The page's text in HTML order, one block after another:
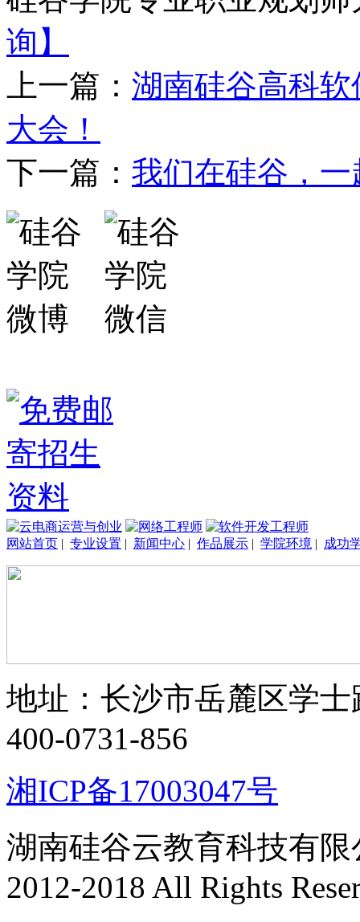
询】
上一篇： 湖南硅谷高科
大会！
下一篇： 我们在硅谷，一
网站首页 | 专业设置 | 新闻中心 | 作品展示 | 学院环境 | 成功
地址：长沙市岳麓区学士
400-0731-856
湘ICP备17003047号
湖南硅谷云教育科技有
2012-2018 All Rights